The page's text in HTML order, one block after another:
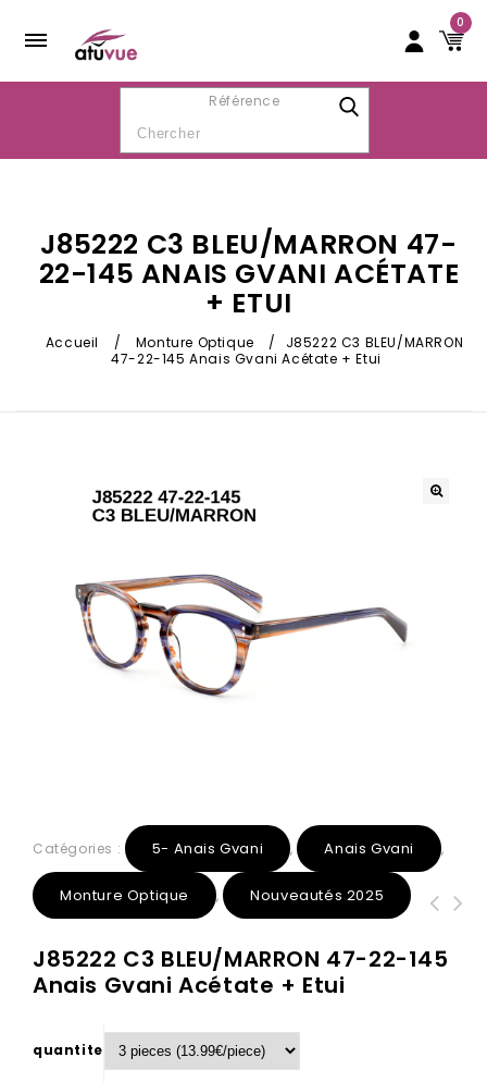
0
Référence
J85222 C3 BLEU/MARRON 47-
22-145 ANAIS GVANI ACÉTATE
+ ETUI
Accueil / Monture Optique /
J85222 C3 BLEU/MARRON
47-22-145 Anais Gvani Acétate + Etui
Catégories : 5- Anais Gvani , Anais Gvani ,
Monture Optique , Nouveautés 2025
J85222 C3 BLEU/MARRON 47-22-145
Anais Gvani Acétate + Etui
quantite